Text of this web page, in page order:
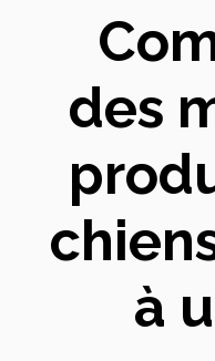
des
à